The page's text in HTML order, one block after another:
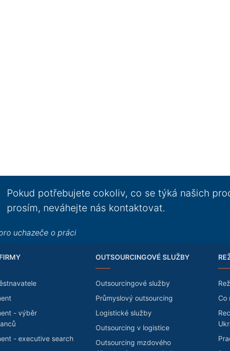
Pokud potřebujete cokoliv, co se týká našich
prosím, neváhejte nás kontaktovat.
uchazeče o práci
- výběr
- executive search
OUTSOURCINGOVÉ SLUŽBY
Outsourcingové služby
Průmyslový outsourcing
Logistické služby
Outsourcing v logistice
Outsourcing mzdového
Co